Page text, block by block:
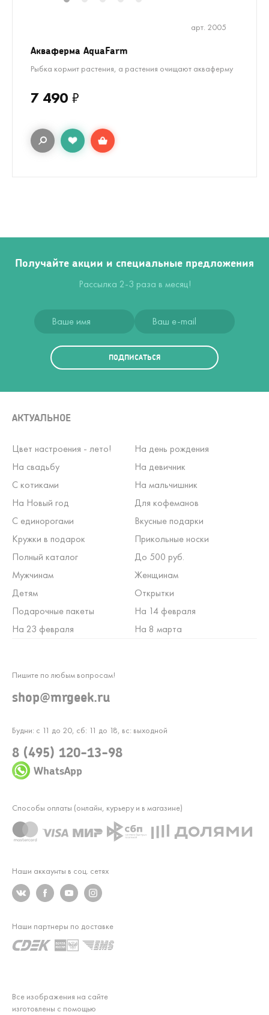
Акваферма AquaFarm
Рыбка кормит растения, а растения очищают акваферму
арт. 2005
7 490 ₽
Получайте акции и специальные предложения
Рассылка 2-3 раза в месяц!
ПОДПИСАТЬСЯ
АКТУАЛЬНОЕ
Цвет настроения - лето!
На день рождения
На свадьбу
На девичник
С котиками
На мальчишник
На Новый год
Для кофеманов
С единорогами
Вкусные подарки
Кружки в подарок
Прикольные носки
Полный каталог
До 500 руб.
Мужчинам
Женщинам
Детям
Открытки
Подарочные пакеты
На 14 февраля
На 23 февраля
На 8 марта
Будни: с 11 до 20, сб: 11 до 18, вс: выходной
8 (495) 120-13-98
WhatsApp
Пишите по любым вопросам!
shop@mrgeek.ru
Наши аккаунты в соц. сетях
Все изображения на сайте
изготовлены с помощью
Способы оплаты (онлайн, курьеру и в магазине)
Наши партнеры по доставке